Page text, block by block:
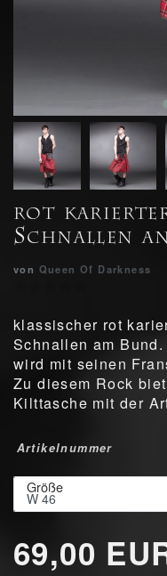
rot
Schnallen
von Queen Of Darkness
klassischer rot
Schnallen am
wird mit seinen
Zu diesem Rock
Kilttasche mit der
Artikelnummer
Größe
69,00